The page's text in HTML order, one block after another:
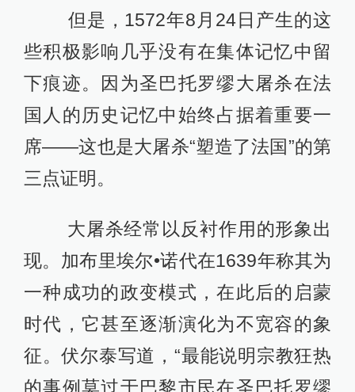
但是，1572年8月24日产生的这
些积极影响几乎没有在集体记忆中留
下痕迹。因为圣巴托罗缪大屠杀在法
国人的历史记忆中始终占据着重要一
席——这也是大屠杀“塑造了法国”的第
三点证明。
大屠杀经常以反衬作用的形象出
现。加布里埃尔•诺代在1639年称其为
一种成功的政变模式，在此后的启蒙
时代，它甚至逐渐演化为不宽容的象
征。伏尔泰写道，“最能说明宗教狂热
的事例莫过于巴黎市民在圣巴托罗缪